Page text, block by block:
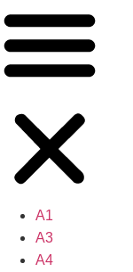
A1
A3
A4